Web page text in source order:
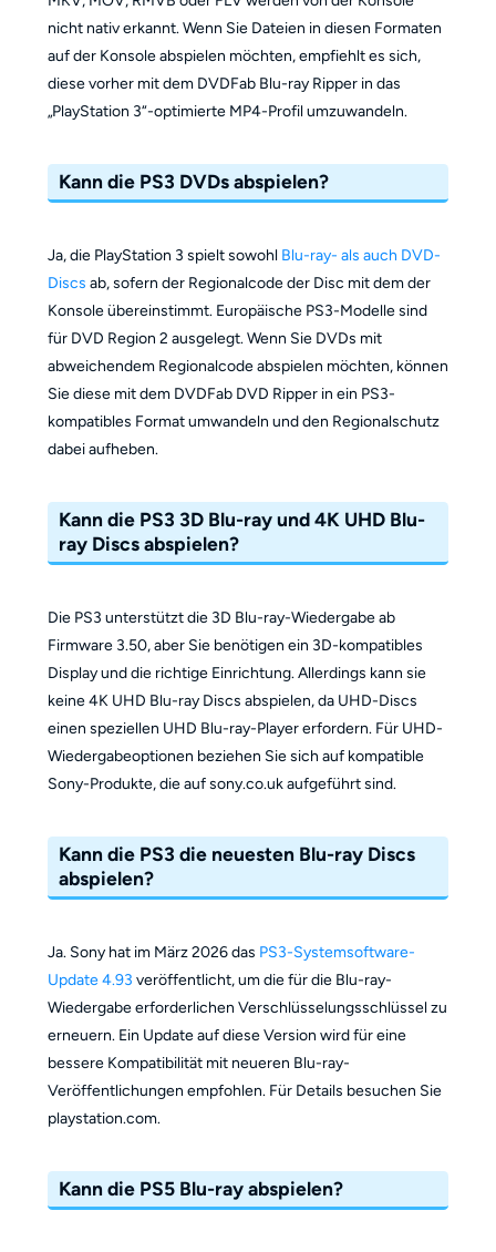
nicht nativ erkannt. Wenn Sie Dateien in diesen Formaten
auf der Konsole abspielen möchten, empfiehlt es sich,
diese vorher mit dem DVDFab Blu-ray Ripper in das
„PlayStation 3“-optimierte MP4-Profil umzuwandeln.
Kann die PS3 DVDs abspielen?
Ja, die PlayStation 3 spielt sowohl Blu-ray- als auch DVD-
Discs ab, sofern der Regionalcode der Disc mit dem der
Konsole übereinstimmt. Europäische PS3-Modelle sind
für DVD Region 2 ausgelegt. Wenn Sie DVDs mit
abweichendem Regionalcode abspielen möchten, können
Sie diese mit dem DVDFab DVD Ripper in ein PS3-
kompatibles Format umwandeln und den Regionalschutz
dabei aufheben.
Kann die PS3 3D Blu-ray und 4K UHD Blu-
ray Discs abspielen?
Die PS3 unterstützt die 3D Blu-ray-Wiedergabe ab
Firmware 3.50, aber Sie benötigen ein 3D-kompatibles
Display und die richtige Einrichtung. Allerdings kann sie
keine 4K UHD Blu-ray Discs abspielen, da UHD-Discs
einen speziellen UHD Blu-ray-Player erfordern. Für UHD-
Wiedergabeoptionen beziehen Sie sich auf kompatible
Sony-Produkte, die auf sony.co.uk aufgeführt sind.
Kann die PS3 die neuesten Blu-ray Discs
abspielen?
Ja. Sony hat im März 2026 das PS3-Systemsoftware-
Update 4.93 veröffentlicht, um die für die Blu-ray-
Wiedergabe erforderlichen Verschlüsselungsschlüssel zu
erneuern. Ein Update auf diese Version wird für eine
bessere Kompatibilität mit neueren Blu-ray-
Veröffentlichungen empfohlen. Für Details besuchen Sie
playstation.com.
Kann die PS5 Blu-ray abspielen?